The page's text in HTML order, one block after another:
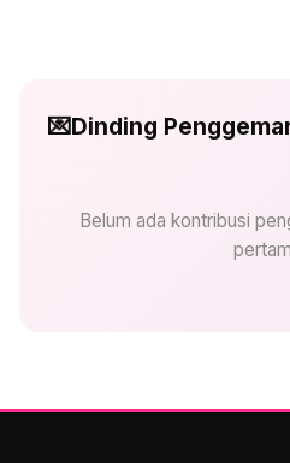
💌Dinding
Belum ada kontribusi